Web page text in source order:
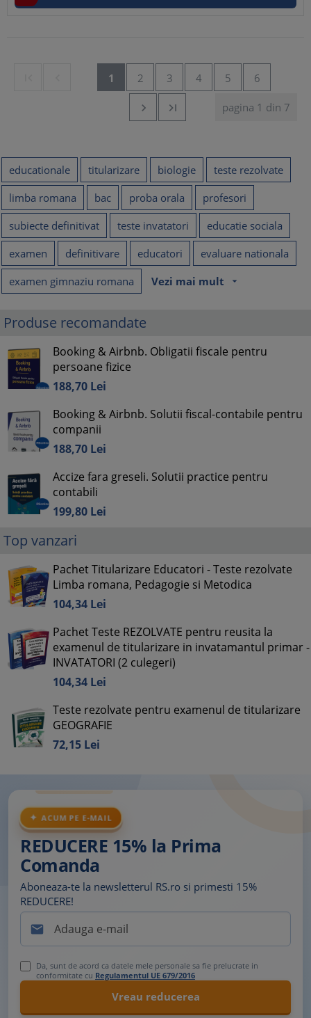
1 2 3 4 5 6
pagina 1 din 7


educationale titularizare biologie
teste rezolvate
limba romana
bac proba orala
profesori
subiecte definitivat
teste invatatori
educatie sociala
examen
definitivare educatori
evaluare nationala
examen gimnaziu romana
Vezi mai mult arrow_drop_down
Produse recomandate
Booking & Airbnb. Obligatii fiscale pentru
persoane fizice
188,70 Lei
Booking & Airbnb. Solutii fiscal-contabile pentru
companii
188,70 Lei
Accize fara greseli. Solutii practice pentru
contabili
199,80 Lei
Top vanzari
Pachet Titularizare Educatori - Teste rezolvate
Limba romana, Pedagogie si Metodica
104,34 Lei
Pachet Teste REZOLVATE pentru reusita la
examenul de titularizare in invatamantul primar -
INVATATORI (2 culegeri)
104,34 Lei
Teste rezolvate pentru examenul de titularizare
GEOGRAFIE
72,15 Lei
ACUM PE E-MAIL
REDUCERE 15% la Prima
Comanda
Aboneaza-te la newsletterul RS.ro si primesti 15%
REDUCERE!

Da, sunt de acord ca datele mele personale sa fie prelucrate in
conformitate cu Regulamentul UE 679/2016